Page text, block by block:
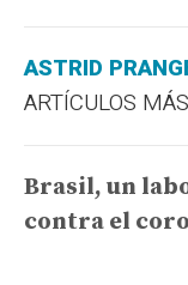
ASTRID
ARTÍCULOS
Brasil, un
contra el